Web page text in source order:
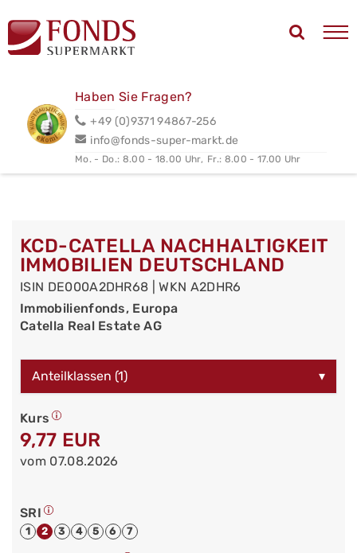
Haben Sie Fragen?
+49 (0)9371 94867-256
info@fonds-super-markt.de
Mo. - Do.: 8.00 - 18.00 Uhr, Fr.: 8.00 - 17.00 Uhr
KCD-CATELLA NACHHALTIGKEIT
IMMOBILIEN DEUTSCHLAND
ISIN DE000A2DHR68 | WKN A2DHR6
Immobilienfonds, Europa
Catella Real Estate AG
Anteilklassen (1) ▾
Kurs
9,77 EUR
vom 07.08.2026
SRI
1 2 3 4 5 6 7